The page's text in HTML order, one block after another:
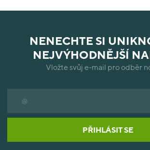
NENECHTE SI
NEJVÝHODNĚJŠÍ
Vložte svůj e-mail pro odběr
PŘIHLÁSIT SE